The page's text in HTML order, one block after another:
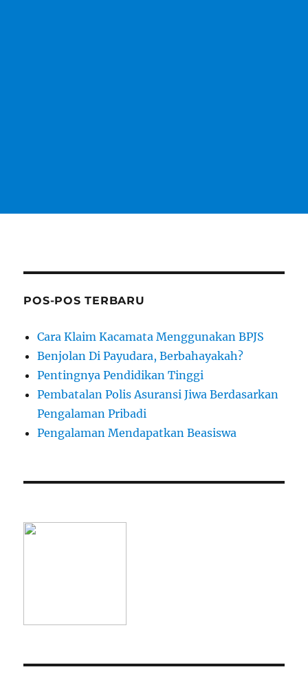
POS-POS TERBARU
Cara Klaim Kacamata Menggunakan BPJS
Benjolan Di Payudara, Berbahayakah?
Pentingnya Pendidikan Tinggi
Pembatalan Polis Asuransi Jiwa Berdasarkan
Pengalaman Pribadi
Pengalaman Mendapatkan Beasiswa